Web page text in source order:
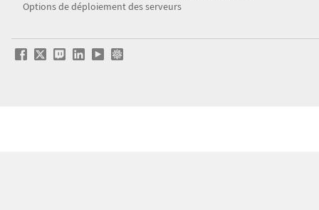
Options de déploiement des serveurs